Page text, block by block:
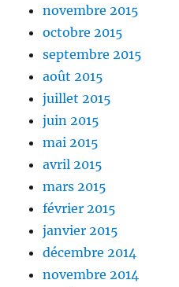
novembre 2015
octobre 2015
septembre 2015
août 2015
juillet 2015
juin 2015
mai 2015
avril 2015
mars 2015
février 2015
janvier 2015
décembre 2014
novembre 2014